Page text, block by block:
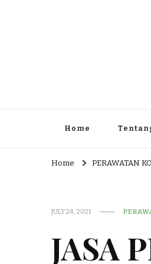
Home
Home PERAWATAN
JULY 24, 2021
JASA